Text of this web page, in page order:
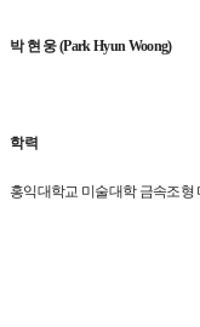
박 현 웅(Park Hyun Woong)
학력
홍익대학교 미술대학 금속조형